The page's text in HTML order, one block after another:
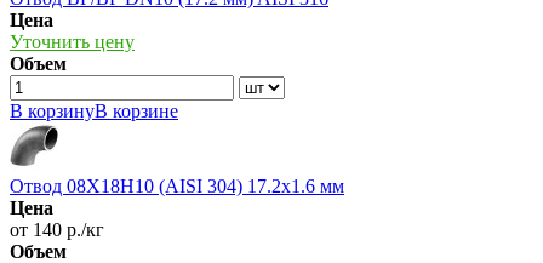
Цена
Уточнить цену
Объем
В корзинуВ корзине
Отвод 08Х18Н10 (AISI 304) 17.2х1.6 мм
Цена
от 140 р./кг
Объем